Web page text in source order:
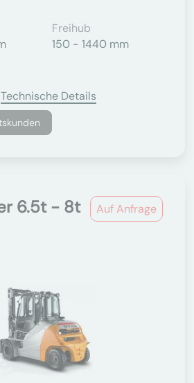
Freihub
150 - 1440 mm
Technische Details
Auf Anfrage
6.5t - 8t